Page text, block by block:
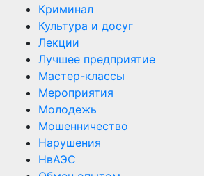
Криминал
Культура и досуг
Лекции
Лучшее предприятие
Мастер-классы
Мероприятия
Молодежь
Мошенничество
Нарушения
НвАЭС